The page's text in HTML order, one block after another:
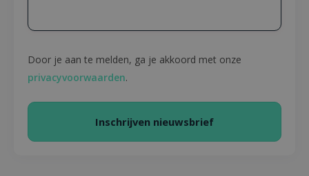
Door je aan te melden, ga je akkoord met onze
privacyvoorwaarden.